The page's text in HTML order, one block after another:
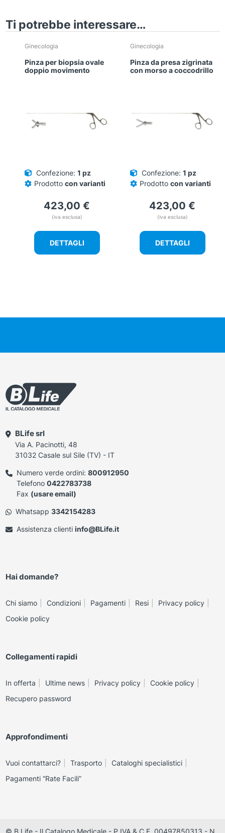
Ti potrebbe interessare…
Ginecologia
Pinza per biopsia ovale
doppio movimento
Confezione: 1 pz
Prodotto con varianti
423,00 €
(iva esclusa)
DETTAGLI
Ginecologia
Pinza da presa zigrinata
con morso a coccodrillo
Confezione: 1 pz
Prodotto con varianti
423,00 €
(iva esclusa)
DETTAGLI
BLife srl
Via A. Pacinotti, 48
31032 Casale sul Sile (TV) - IT
Numero verde ordini: 800912950
Telefono 0422783738
Fax (usare email)
Whatsapp 3342154283
Assistenza clienti info@BLife.it
Hai domande?
Chi siamo Condizioni Pagamenti Resi
Privacy policy
Cookie policy
Collegamenti rapidi
In offerta Ultime news Privacy policy
Cookie policy
Recupero password
Approfondimenti
Vuoi contattarci? Trasporto
Cataloghi specialistici
Pagamenti “Rate Facili”
© B Life - Il Catalogo Medicale - P.IVA & C.F. 00497850313 - N.